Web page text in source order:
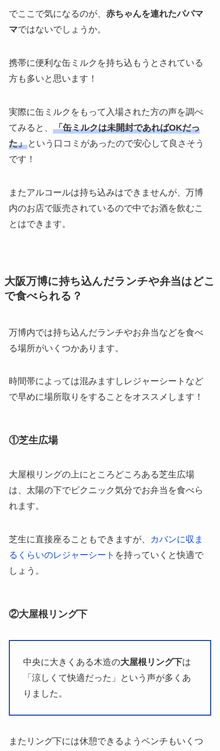
でここで気になるのが、 赤ちゃんを連れたパパマ
マではないでしょうか。
携帯に便利な缶ミルクを持ち込もうとされている
方も多いと思います！
実際に缶ミルクをもって入場された方の声を調べ
てみると、 「缶ミルクは未開封であればOKだっ
た」という口コミがあったので安心して良さそう
です！
またアルコールは持ち込みはできませんが、万博
内のお店で販売されているので中でお酒を飲むこ
とはできます。
大阪万博に持ち込んだランチや弁当はどこ
で食べられる？
万博内では持ち込んだランチやお弁当などを食べ
る場所がいくつかあります。
時間帯によっては混みますしレジャーシートなど
で早めに場所取りをすることをオススメします！
①芝生広場
大屋根リングの上にところどころある芝生広場
は、太陽の下でピクニック気分でお弁当を食べら
れます。
芝生に直接座ることもできますが、
カバンに収ま
るくらいのレジャーシート を持っていくと快適で
しょう。
②大屋根リング下
中央に大きくある木造の大屋根リング下は
「涼しくて快適だった」という声が多くあ
りました。
またリング下には休憩できるようベンチもいくつ